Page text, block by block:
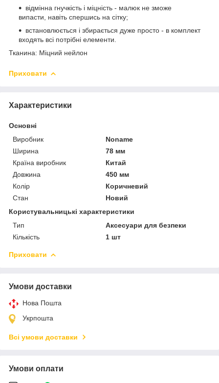
відмінна гнучкість і міцність - малюк не зможе
випасти, навіть спершись на сітку;
встановлюється і збирається дуже просто - в комплект
входять всі потрібні елементи.
Тканина: Міцний нейлон
Приховати
Характеристики
Основні
Виробник
Noname
Ширина
78 мм
Країна виробник
Китай
Довжина
450 мм
Колір
Коричневий
Стан
Новий
Користувальницькі характеристики
Тип
Аксесуари для безпеки
Кількість
1 шт
Приховати
Умови доставки
Нова Пошта
Укрпошта
Всі умови доставки
Умови оплати